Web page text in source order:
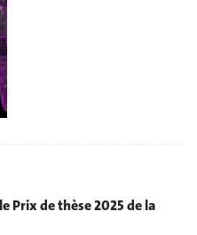
Prix de thèse 2025 de la